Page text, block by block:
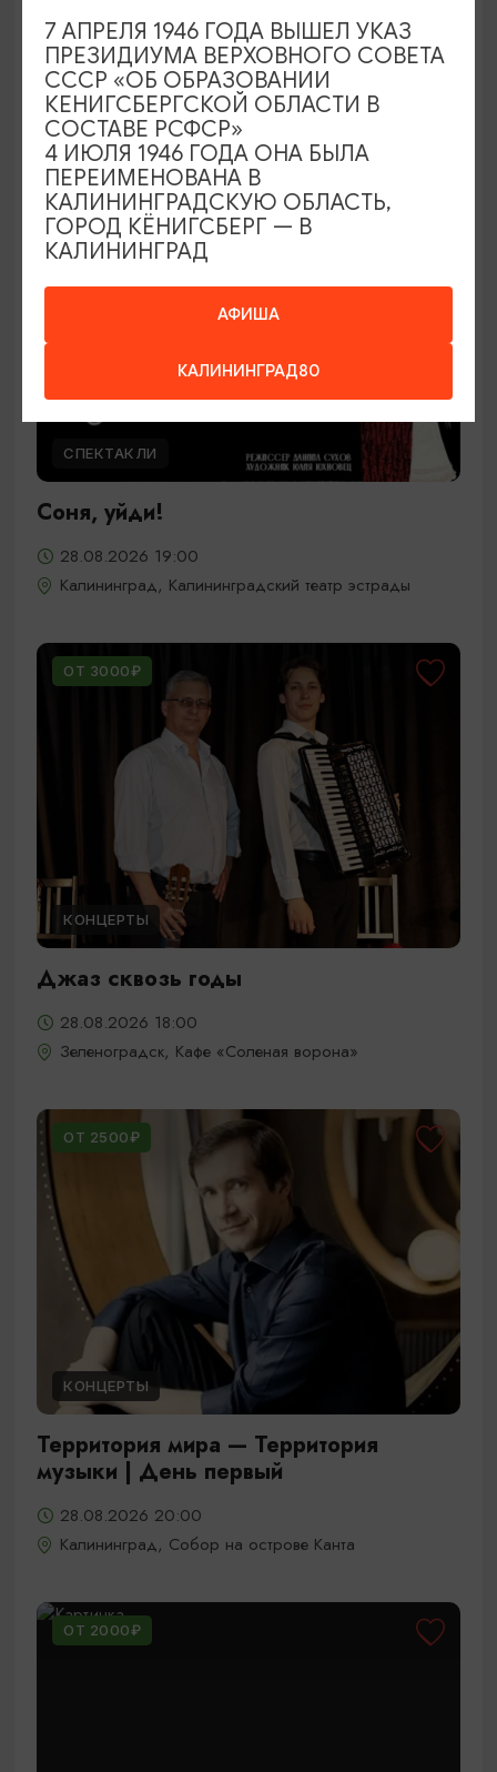
Наташа Краснова
28.08.2026 19:00
Калининград, Дворец культуры железнодорожников
ОТ 500₽
СПЕКТАКЛИ
Соня, уйди!
28.08.2026 19:00
Калининград, Калининградский театр эстрады
ОТ 3000₽
КОНЦЕРТЫ
Джаз сквозь годы
28.08.2026 18:00
Зеленоградск, Кафе «Соленая ворона»
ОТ 2500₽
КОНЦЕРТЫ
Территория мира — Территория
музыки | День первый
28.08.2026 20:00
Калининград, Собор на острове Канта
ОТ 2000₽
АФИША
КАЛИНИНГРАД80
7 АПРЕЛЯ 1946 ГОДА ВЫШЕЛ УКАЗ
ПРЕЗИДИУМА ВЕРХОВНОГО СОВЕТА
СССР «ОБ ОБРАЗОВАНИИ
КЕНИГСБЕРГСКОЙ ОБЛАСТИ В
СОСТАВЕ РСФСР»
4 ИЮЛЯ 1946 ГОДА ОНА БЫЛА
ПЕРЕИМЕНОВАНА В
КАЛИНИНГРАДСКУЮ ОБЛАСТЬ,
ГОРОД КЁНИГСБЕРГ — В
КАЛИНИНГРАД